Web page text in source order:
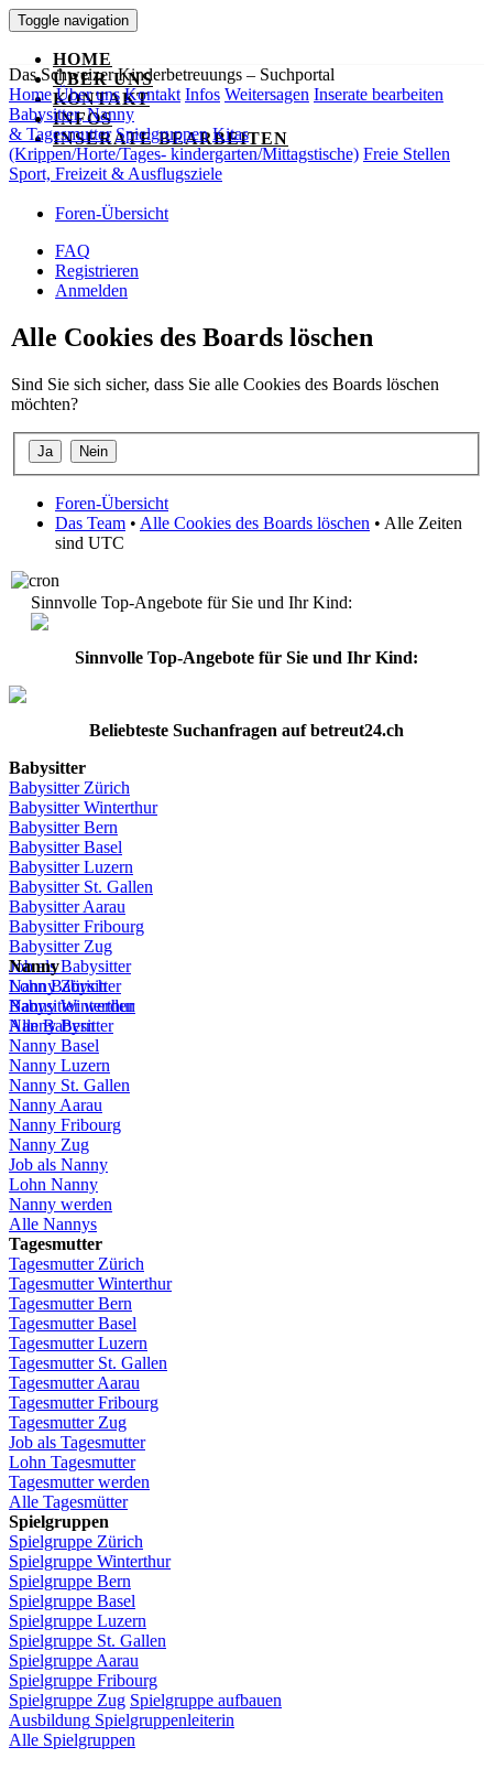
Toggle navigation
HOME
ÜBER UNS
KONTAKT
INFOS
INSERATE BEARBEITEN
Das Schweizer Kinderbetreuungs – Suchportal
Home Über uns Kontakt Infos Weitersagen Inserate bearbeiten
Babysitter, Nanny
& Tagesmutter Spielgruppen Kitas
(Krippen/Horte/Tages- kindergarten/Mittagstische) Freie Stellen
Sport, Freizeit & Ausflugsziele
Foren-Übersicht
FAQ
Registrieren
Anmelden
Alle Cookies des Boards löschen
Sind Sie sich sicher, dass Sie alle Cookies des Boards löschen
möchten?
Foren-Übersicht
Das Team • Alle Cookies des Boards löschen • Alle Zeiten
sind UTC
Sinnvolle Top-Angebote für Sie und Ihr Kind:
Sinnvolle Top-Angebote für Sie und Ihr Kind:
Beliebteste Suchanfragen aufbetreut24.ch
Babysitter
Babysitter Zürich
Babysitter Winterthur
Babysitter Bern
Babysitter Basel
BabysitterLuzern
Babysitter St. Gallen
BabysitterAarau
BabysitterFribourg
Babysitter Zug
JobalsBabysitter
LohnBabysitter
Babysitterwerden
Alle Babysitter
Nanny
NannyZürich
Nanny Winterthur
Nanny Bern
Nanny Basel
Nanny Luzern
Nanny St. Gallen
Nanny Aarau
Nanny Fribourg
Nanny Zug
Job als Nanny
Lohn Nanny
Nanny werden
Alle Nannys
Tagesmutter
Tagesmutter Zürich
TagesmutterWinterthur
TagesmutterBern
TagesmutterBasel
Tagesmutter Luzern
TagesmutterSt. Gallen
Tagesmutter Aarau
Tagesmutter Fribourg
Tagesmutter Zug
Job als Tagesmutter
Lohn Tagesmutter
Tagesmutter werden
Alle Tagesmütter
Spielgruppen
Spielgruppe Zürich
Spielgruppe Winterthur
Spielgruppe Bern
Spielgruppe Basel
Spielgruppe Luzern
Spielgruppe St. Gallen
Spielgruppe Aarau
Spielgruppe Fribourg
Spielgruppe Zug Spielgruppe aufbauen
Ausbildung Spielgruppenleiterin
Alle Spielgruppen